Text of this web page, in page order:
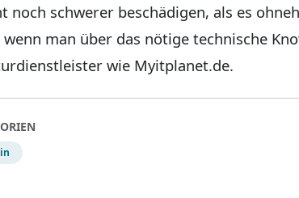
noch schwerer beschädigen, als es
man über das nötige technische
wie Myitplanet.de.